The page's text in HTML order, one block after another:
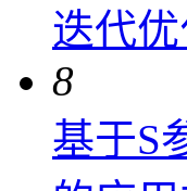
迭代
8
基于S